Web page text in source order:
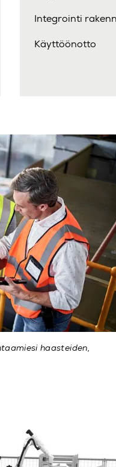
Integrointi
Käyttöönotto
haasteiden,